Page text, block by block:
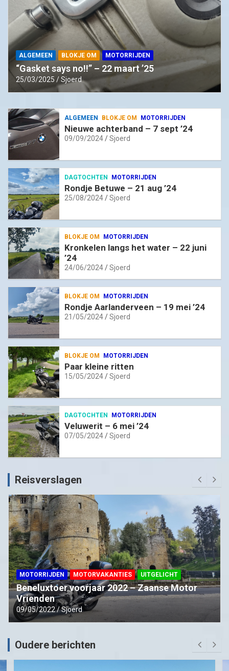
ALGEMEEN BLOKJE OM MOTORRIJDEN
“Gasket says no!!” – 22 maart ’25
25/03/2025 Sjoerd
ALGEMEEN BLOKJE OM MOTORRIJDEN
Nieuwe achterband – 7 sept ’24
09/09/2024 Sjoerd
DAGTOCHTEN MOTORRIJDEN
Rondje Betuwe – 21 aug ’24
25/08/2024 Sjoerd
BLOKJE OM MOTORRIJDEN
Kronkelen langs het water – 22 juni
’24
24/06/2024 Sjoerd
BLOKJE OM MOTORRIJDEN
Rondje Aarlanderveen – 19 mei ’24
21/05/2024 Sjoerd
BLOKJE OM MOTORRIJDEN
Paar kleine ritten
15/05/2024 Sjoerd
DAGTOCHTEN MOTORRIJDEN
Veluwerit – 6 mei ’24
07/05/2024 Sjoerd
Reisverslagen
MOTORRIJDEN MOTORVAKANTIES UITGELICHT
Beneluxtoer voorjaar 2022 – Zaanse Motor
Vrienden
09/05/2022 Sjoerd
Oudere berichten